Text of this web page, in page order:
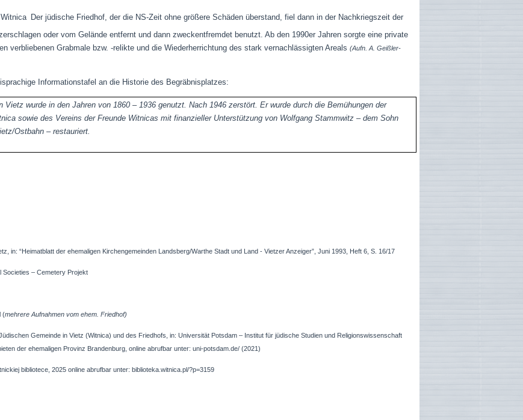
Der jüdische Friedhof, der die NS-Zeit ohne größere Schäden überstand, fiel dann in der Nachkriegszeit der
oder vom Gelände entfernt und dann zweckentfremdet benutzt. Ab den 1990er Jahren sorgte eine private
verbliebenen Grabmale bzw. -relikte und die Wiederherrichtung des stark vernachlässigten Areals(Aufn. A. Geißler-
Informationstafel an die Historie des Begräbnisplatzes:
Vietz wurde in den Jahren von 1860 – 1936 genutzt. Nach 1946 zerstört. Er wurde durch die Bemühungen der
sowie des Vereins der Freunde Witnicas mit finanzieller Unterstützung von Wolfgang Stammwitz – dem Sohn
der Stadt Vietz/Ostbahn – restauriert.
in: “Heimatblatt der ehemaligen Kirchengemeinden Landsberg/Warthe Stadt und Land - Vietzer Anzeiger”, Juni 1993, Heft 6, S. 16/17
Societies – Cemetery Projekt
(mehrere Aufnahmen vom ehem. Friedhof)
Gemeinde inVietz (Witnica) und des Friedhofs, in: Universität Potsdam – Institut für jüdische Studien und Religionswissenschaft
der ehemaligen Provinz Brandenburg, online abrufbar unter: uni-potsdam.de/ (2021)
bibliotece, 2025 online abrufbar unter: biblioteka.witnica.pl/?p=3159